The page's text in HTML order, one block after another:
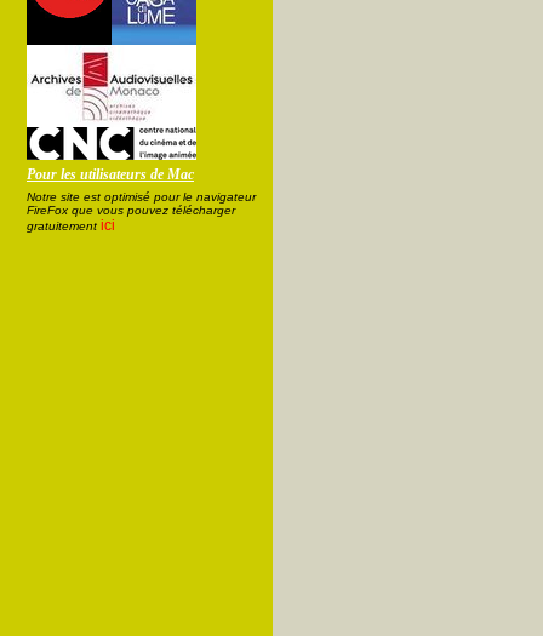
Pour les utilisateurs de Mac
Notre site est optimisé pour le navigateur
FireFox que vous pouvez télécharger
gratuitement ici